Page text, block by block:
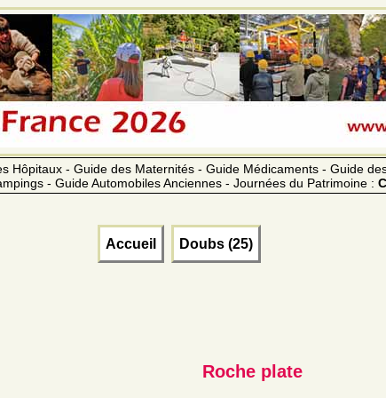
Hôpitaux - Guide des Maternités - Guide Médicaments - Guide
- Guide Automobiles Anciennes - Journées du Patrimoine :
Accueil Doubs (25)
Roche plate